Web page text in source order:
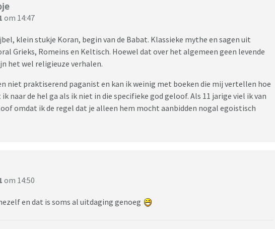
om 14:47
klein stukje Koran, begin van de Babat. Klassieke mythe en sagen uit
Grieks, Romeins en Keltisch. Hoewel dat over het algemeen geen levende
het wel religieuze verhalen.
niet praktiserend paganist en kan ik weinig met boeken die mij vertellen hoe
naar de hel ga als ik niet in die specifieke god geloof. Als 11 jarige viel ik van
omdat ik de regel dat je alleen hem mocht aanbidden nogal egoistisch
om 14:50
en dat is soms al uitdaging genoeg